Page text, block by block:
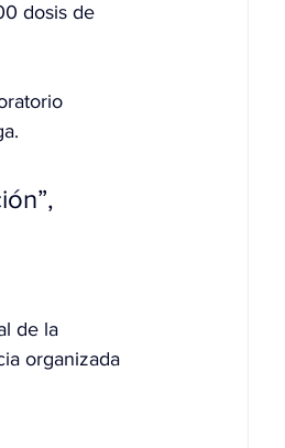
dosis de
de la
organizada